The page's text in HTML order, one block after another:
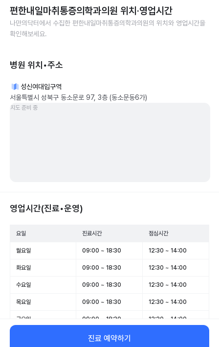
편한내일마취통증의학과의원 위치·영업시간
나만의닥터에서 수집한 편한내일마취통증의학과의원의 위치와 영업시간을
확인해보세요.
병원 위치•주소
성신여대입구역
서울특별시 성북구 동소문로 97, 3층 (동소문동6가)
지도 준비 중
영업시간(진료•운영)
요일 진료시간 점심시간
월요일 09:00 ~ 18:30 12:30 ~ 14:00
화요일 09:00 ~ 18:30 12:30 ~ 14:00
수요일 09:00 ~ 18:30 12:30 ~ 14:00
목요일 09:00 ~ 18:30 12:30 ~ 14:00
금요일 09:00 ~ 18:30 12:30 ~ 14:00
00:00 ~ 23:55
진료 예약하기